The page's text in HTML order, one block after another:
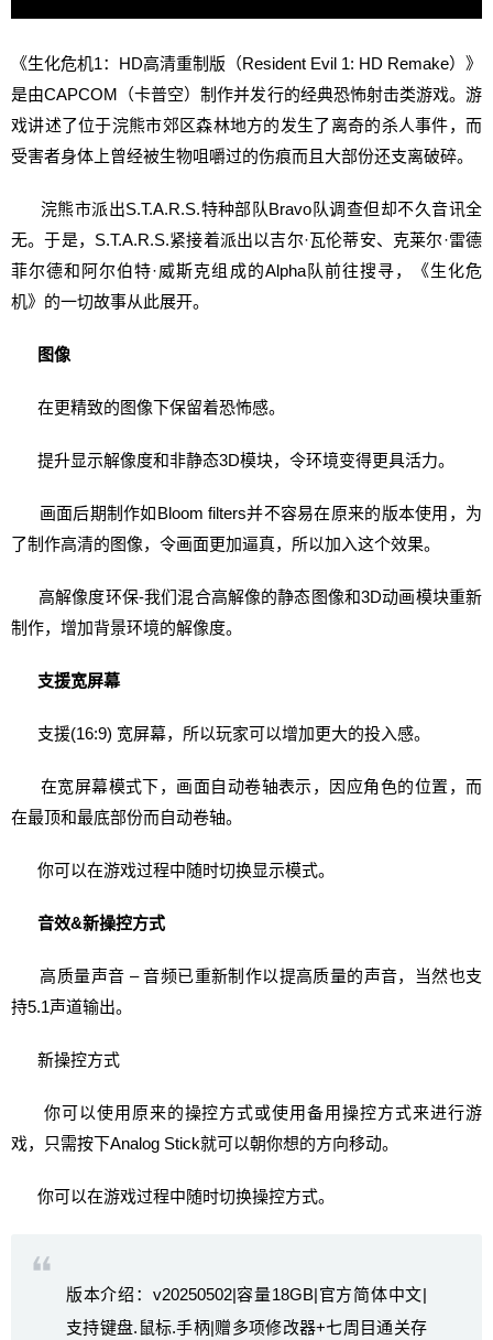
《生化危机1：HD高清重制版（Resident Evil 1: HD Remake）》
是由CAPCOM（卡普空）制作并发行的经典恐怖射击类游戏。 游
戏讲述了位于浣熊市郊区森林地方的发生了离奇的杀人事件，而
受害者身体上曾经被生物咀嚼过的伤痕而且大部份还支离破碎。
浣熊市派出S.T.A.R.S.特种部队Bravo队调查但却不久音讯全
无。于是，S.T.A.R.S.紧接着派出以吉尔·瓦伦蒂安、克莱尔·雷德
菲尔德和阿尔伯特·威斯克组成的Alpha队前往搜寻，《生化危
机》的一切故事从此展开。
图像
在更精致的图像下保留着恐怖感。
提升显示解像度和非静态3D模块，令环境变得更具活力。
画面后期制作如Bloom filters并不容易在原来的版本使用，为
了制作高清的图像，令画面更加逼真，所以加入这个效果。
高解像度环保-我们混合高解像的静态图像和3D动画模块重新
制作，增加背景环境的解像度。
支援宽屏幕
支援(16:9) 宽屏幕，所以玩家可以增加更大的投入感。
在宽屏幕模式下，画面自动卷轴表示，因应角色的位置，而
在最顶和最底部份而自动卷轴。
你可以在游戏过程中随时切换显示模式。
音效&新操控方式
高质量声音 – 音频已重新制作以提高质量的声音，当然也支
持5.1声道输出。
新操控方式
你可以使用原来的操控方式或使用备用操控方式来进行游
戏，只需按下Analog Stick就可以朝你想的方向移动。
你可以在游戏过程中随时切换操控方式。
版本介绍：v20250502|容量18GB|官方简体中文|
支持键盘.鼠标.手柄|赠多项修改器+七周目通关存